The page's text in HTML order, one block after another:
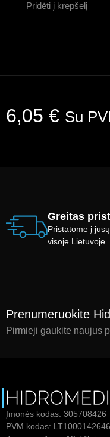
Pridėti į krepšelį
6,05 € Su
Greitas
Pristatome į
visoje Lietuvoje.
Prenumeruokite
Pirmieji gaukite naujus
Įmonės kodas: 305708426
PVM kodas: